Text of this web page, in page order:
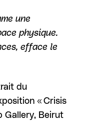
une
physique.
efface le
du
« Crisis
Gallery, Beirut